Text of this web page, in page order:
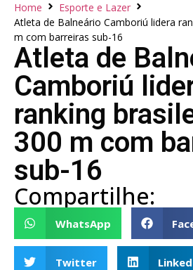
Home
Esporte e Lazer
Atleta de Balneário Camboriú lidera
m com barreiras sub-16
Atleta de
Camboriú
ranking
300 m com
sub-16
Compartilhe:
WhatsApp
Twitter